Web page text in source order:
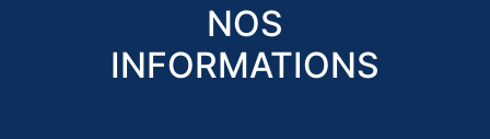
NOS
INFORMATIONS